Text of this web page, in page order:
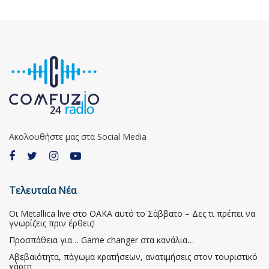
Ακολουθήστε μας στα Social Media
Τελευταία Νέα
Οι Metallica live στο ΟΑΚΑ αυτό το Σάββατο – Δες τι πρέπει να
γνωρίζεις πριν έρθεις!
Προσπάθεια για… Game changer στα κανάλια…
Αβεβαιότητα, πάγωμα κρατήσεων, ανατιμήσεις στον τουριστικό
χάρτη